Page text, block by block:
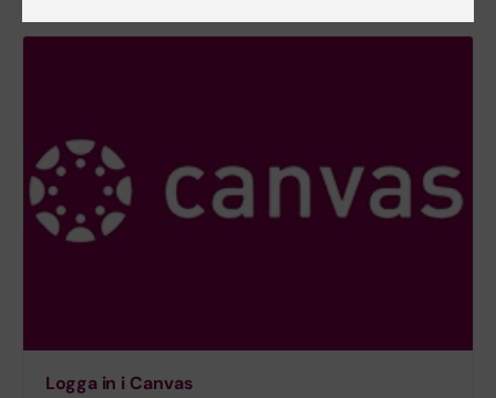
Logga in i Canvas